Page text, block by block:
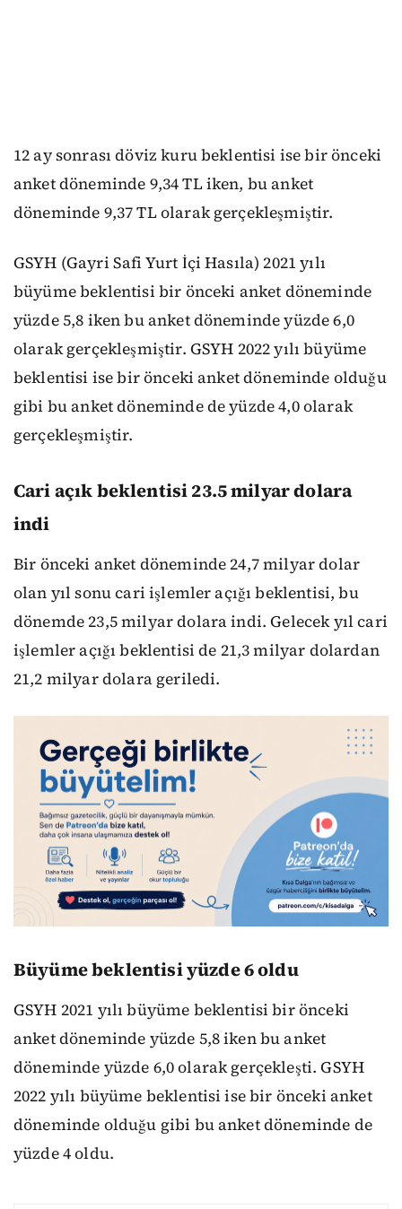
12 ay sonrası döviz kuru beklentisi ise bir önceki
anket döneminde 9,34 TL iken, bu anket
döneminde 9,37 TL olarak gerçekleşmiştir.
GSYH (Gayri Safi Yurt İçi Hasıla) 2021 yılı
büyüme beklentisi bir önceki anket döneminde
yüzde 5,8 iken bu anket döneminde yüzde 6,0
olarak gerçekleşmiştir. GSYH 2022 yılı büyüme
beklentisi ise bir önceki anket döneminde olduğu
gibi bu anket döneminde de yüzde 4,0 olarak
gerçekleşmiştir.
Cari açık beklentisi 23.5 milyar dolara
indi
Bir önceki anket döneminde 24,7 milyar dolar
olan yıl sonu cari işlemler açığı beklentisi, bu
dönemde 23,5 milyar dolara indi. Gelecek yıl cari
işlemler açığı beklentisi de 21,3 milyar dolardan
21,2 milyar dolara geriledi.
Büyüme beklentisi yüzde 6 oldu
GSYH 2021 yılı büyüme beklentisi bir önceki
anket döneminde yüzde 5,8 iken bu anket
döneminde yüzde 6,0 olarak gerçekleşti. GSYH
2022 yılı büyüme beklentisi ise bir önceki anket
döneminde olduğu gibi bu anket döneminde de
yüzde 4 oldu.